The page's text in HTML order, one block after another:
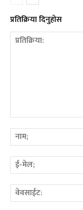
प्रतिक्रिया दिनुहोस